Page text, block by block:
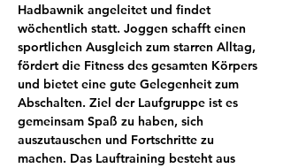
Hadbawnik angeleitet und findet
wöchentlich statt. Joggen schafft einen
sportlichen Ausgleich zum starren Alltag,
fördert die Fitness des gesamten Körpers
und bietet eine gute Gelegenheit zum
Abschalten. Ziel der Laufgruppe ist es
gemeinsam Spaß zu haben, sich
auszutauschen und Fortschritte zu
machen. Das Lauftraining besteht aus